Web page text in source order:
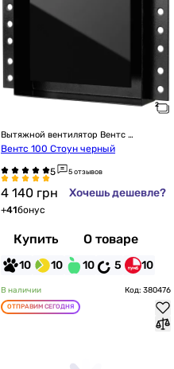
Вытяжной вентилятор Вентс
настенный
Вентс 100 Стоун черный
5 отзывов
4 140 грн Хочешь дешевле?
+41бонус
Купить О товаре
10 10 10 5 10
В наличии Код: 380476
ОТПРАВИМ СЕГОДНЯ